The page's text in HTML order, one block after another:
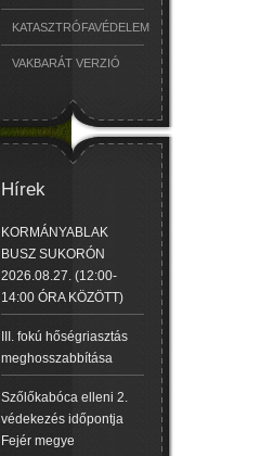
KATASZTRÓFAVÉDELEM
VAKBARÁT VERZIÓ
Hírek
KORMÁNYABLAK
BUSZ SUKORÓN
2026.08.27. (12:00-
14:00 ÓRA KÖZÖTT)
III. fokú hőségriasztás
meghosszabbítása
Szőlőkabóca elleni 2.
védekezés időpontja
Fejér megye